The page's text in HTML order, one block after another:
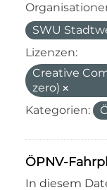
SWU
Lizenzen:
Creative
zero)
Kategorien:
ÖPNV-
In diesem